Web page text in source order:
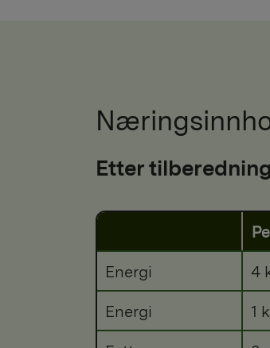
Etter tilberedning
Energi 4
Energi 1